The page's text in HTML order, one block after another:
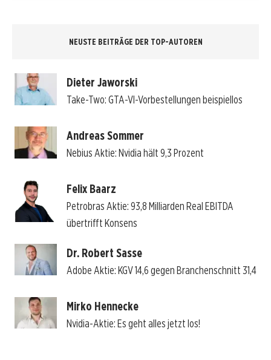
NEUSTE BEITRÄGE DER TOP-AUTOREN
Dieter Jaworski
Take-Two: GTA-VI-Vorbestellungen beispiellos
Andreas Sommer
Nebius Aktie: Nvidia hält 9,3 Prozent
Felix Baarz
Petrobras Aktie: 93,8 Milliarden Real EBITDA
übertrifft Konsens
Dr. Robert Sasse
Adobe Aktie: KGV 14,6 gegen Branchenschnitt 31,4
Mirko Hennecke
Nvidia-Aktie: Es geht alles jetzt los!